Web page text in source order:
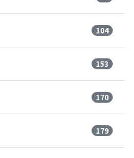
104
153
170
179